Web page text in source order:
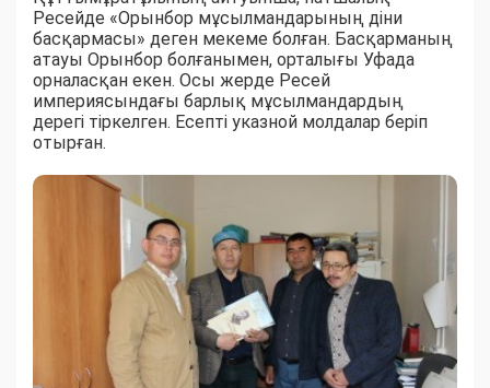
Ресейде «Орынбор мұсылмандарының діни
басқармасы» деген мекеме болған. Басқарманың
атауы Орынбор болғанымен, орталығы Уфада
орналасқан екен. Осы жерде Ресей
империясындағы барлық мұсылмандардың
дерегі тіркелген. Есепті указной молдалар беріп
отырған.